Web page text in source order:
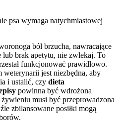
psa wymaga natychmiastowej
ból brzucha, nawracające
lub brak apetytu, nie zwlekaj. To
funkcjonować prawidłowo.
weterynarii jest niezbędna, aby
i ustalić, czy dieta
powinna być wdrożona
musi być przeprowadzona
zbilansowane posiłki mogą